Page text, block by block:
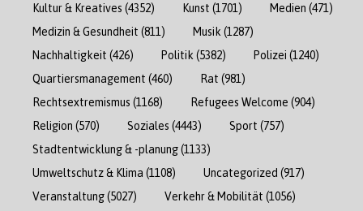
Kultur & Kreatives (4352) Kunst (1701) Medien (471)
Medizin & Gesundheit (811) Musik (1287)
Nachhaltigkeit (426) Politik (5382) Polizei (1240)
Quartiersmanagement (460) Rat (981)
Rechtsextremismus (1168) Refugees Welcome (904)
Religion (570) Soziales (4443) Sport (757)
Stadtentwicklung & -planung(1133)
Umweltschutz & Klima (1108) Uncategorized (917)
Veranstaltung(5027) Verkehr & Mobilität (1056)